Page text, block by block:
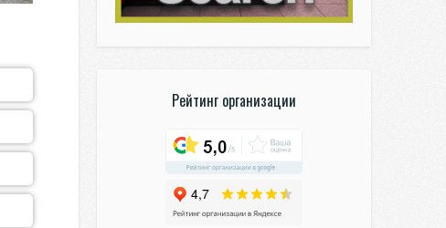
Рейтинг организации